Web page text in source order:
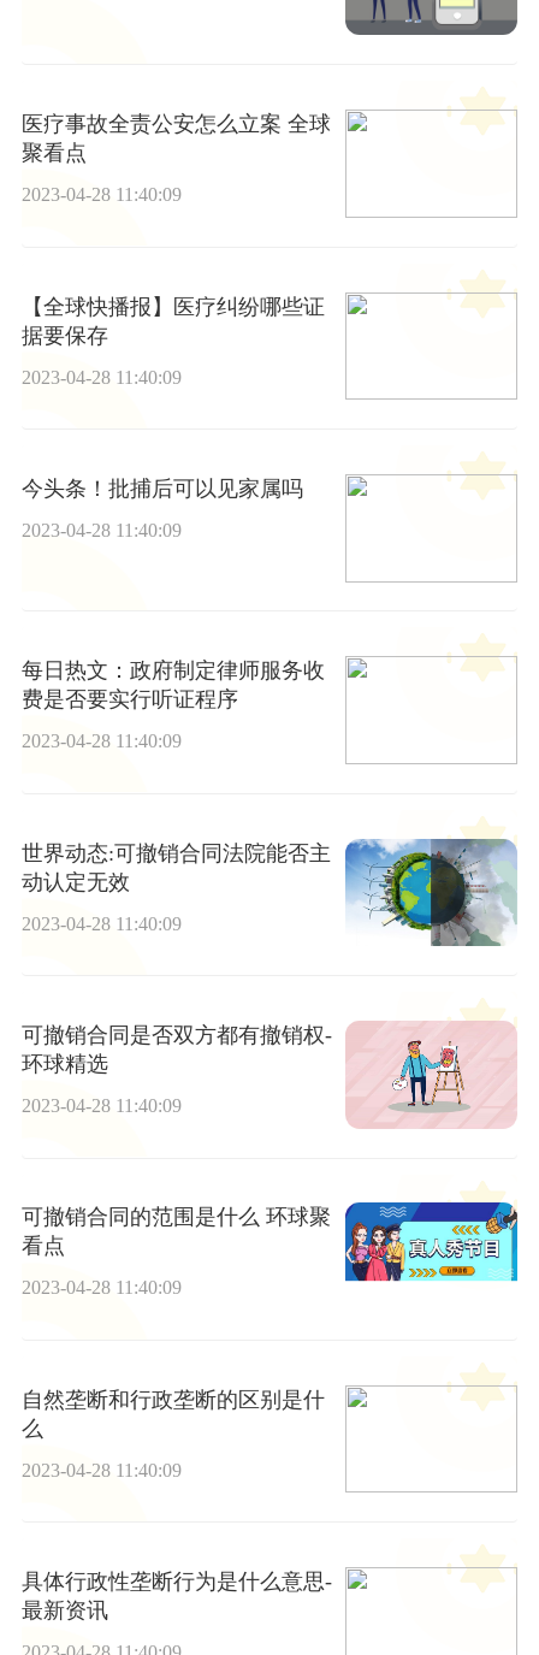
医疗事故全责公安怎么立案 全球
聚看点
2023-04-28 11:40:09
【全球快播报】医疗纠纷哪些证
据要保存
2023-04-28 11:40:09
今头条！批捕后可以见家属吗
2023-04-28 11:40:09
每日热文：政府制定律师服务收
费是否要实行听证程序
2023-04-28 11:40:09
世界动态:可撤销合同法院能否主
动认定无效
2023-04-28 11:40:09
可撤销合同是否双方都有撤销权-
环球精选
2023-04-28 11:40:09
可撤销合同的范围是什么 环球聚
看点
2023-04-28 11:40:09
自然垄断和行政垄断的区别是什
么
2023-04-28 11:40:09
具体行政性垄断行为是什么意思-
最新资讯